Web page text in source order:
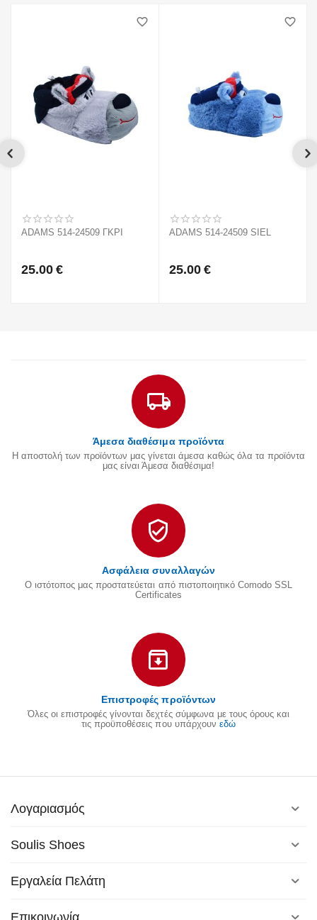
ADAMS 514-24509 ΓΚΡΙ
25.00 €
ADAMS 514-24509 SIEL
25.00 €
Άμεσα διαθέσιμα προϊόντα
Η αποστολή των προϊόντων μας γίνεται άμεσα καθώς όλα τα προϊόντα
μας είναι Άμεσα διαθέσιμα!
Ασφάλεια συναλλαγών
Ο ιστότοπος μας προστατεύεται από πιστοποιητικό Comodo SSL
Certificates
Επιστροφές προϊόντων
Όλες οι επιστροφές γίνονται δεχτές σύμφωνα με τους όρους και
τις προϋποθέσεις που υπάρχουν εδώ
Λογαριασμός
Soulis Shoes
Εργαλεία Πελάτη